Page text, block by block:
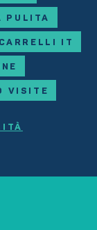
PULITA
CARRELLI IT
VISITE